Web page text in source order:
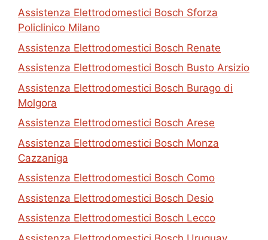
Assistenza Elettrodomestici Bosch Sforza
Policlinico Milano
Assistenza Elettrodomestici Bosch Renate
Assistenza Elettrodomestici Bosch Busto Arsizio
Assistenza Elettrodomestici Bosch Burago di
Molgora
Assistenza Elettrodomestici Bosch Arese
Assistenza Elettrodomestici Bosch Monza
Cazzaniga
Assistenza Elettrodomestici Bosch Como
Assistenza Elettrodomestici Bosch Desio
Assistenza Elettrodomestici Bosch Lecco